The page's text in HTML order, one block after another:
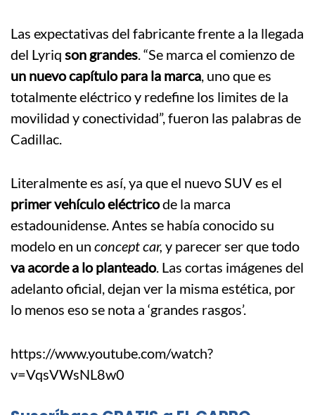
Las expectativas del fabricante frente a la llegada
del Lyriq son grandes. “Se marca el comienzo de
un nuevo capítulo para la marca, uno que es
totalmente eléctrico y redefine los limites de la
movilidad y conectividad”, fueron las palabras de
Cadillac.
Literalmente es así, ya que el nuevo SUV es el
primer vehículo eléctricode la marca
estadounidense. Antes se había conocido su
modelo en un concept car, y parecer ser que todo
va acorde a lo planteado. Las cortas imágenes del
adelanto oficial, dejan ver la misma estética, por
lo menos eso se nota a ‘grandes rasgos’.
https://www.youtube.com/watch?
v=VqsVWsNL8w0